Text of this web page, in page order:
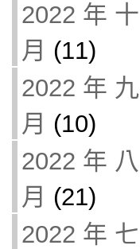
2022 年 十
月 (11)
2022 年 九
月 (10)
2022 年 八
月 (21)
2022 年 七